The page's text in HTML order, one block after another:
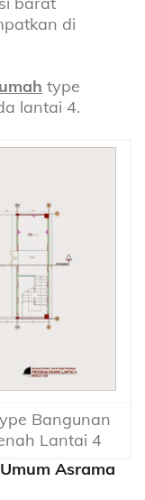
di
type
lantai 4.
Bangunan
Lantai 4
Asrama